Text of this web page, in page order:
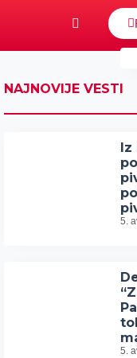
NAJNOVIJE VESTI
Iz
5.
5.